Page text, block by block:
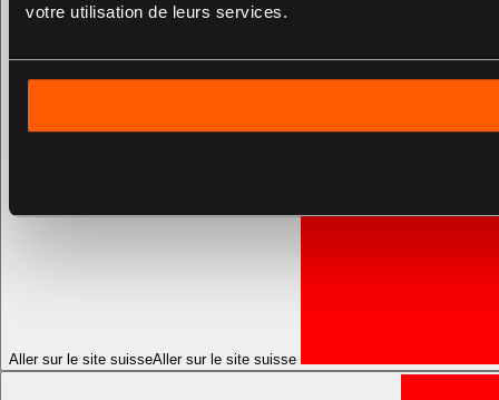
votre utilisation de leurs services.
Aller sur le site suisseAller sur le site suisse